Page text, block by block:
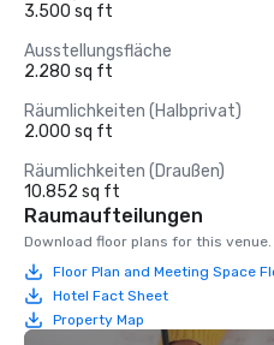
3.500 sq ft
Ausstellungsfläche
2.280 sq ft
Räumlichkeiten (Halbprivat)
2.000 sq ft
Räumlichkeiten (Draußen)
10.852 sq ft
Raumaufteilungen
Download floor plans for this venue.
Floor Plan and Meeting Space
Hotel Fact Sheet
Property Map